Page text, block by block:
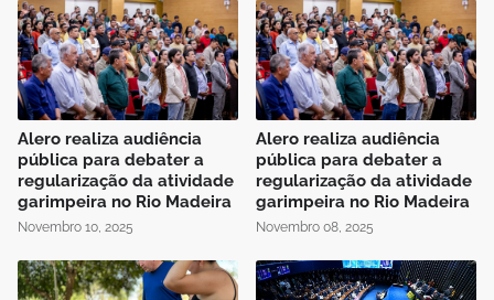
Alero realiza audiência
pública para debater a
regularização da atividade
garimpeira no Rio Madeira
Novembro 10, 2025
Alero realiza audiência
pública para debater a
regularização da atividade
garimpeira no Rio Madeira
Novembro 08, 2025